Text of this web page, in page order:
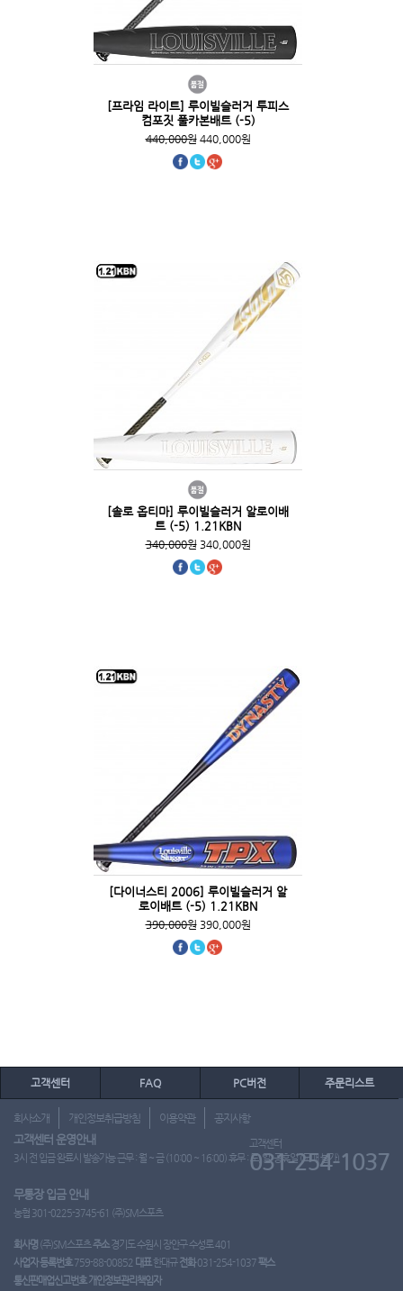
[프라임 라이트] 루이빌슬러거 투피스
컴포짓 풀카본배트 (-5)
440,000원440,000원
[솔로 옵티마] 루이빌슬러거 알로이배
트 (-5) 1.21KBN
340,000원340,000원
[다이너스티 2006] 루이빌슬러거 알
로이배트 (-5) 1.21KBN
390,000원390,000원
고객센터 FAQ PC버전 주문리스트
회사소개 개인정보취급방침 이용약관 공지사항
고객센터 운영안내
3시 전 입금 완료시 발송가능 근무 : 월 ~ 금 (10:00 ~ 16:00) 휴무 : 토, 일, 공휴일 (도매 불가)
고객센터
031-254-1037
무통장 입금 안내
농협 301-0225-3745-61 (주)SM스포츠
회사명 (주)SM스포츠주소경기도 수원시 장안구 수성로 401
사업자 등록번호759-88-00852 대표한대규 전화031-254-1037팩스
통신판매업신고번호 개인정보관리책임자